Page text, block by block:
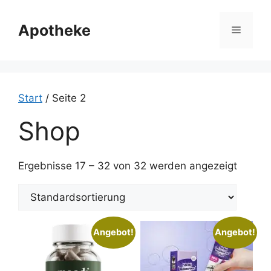
Inhalt
springen
Apotheke Menü
Start / Seite 2
Shop
Ergebnisse 17 – 32 von 32 werden angezeigt
Angebot! Angebot!